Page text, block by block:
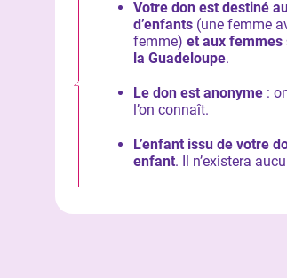
Votre don est destiné
d’enfants(une femme
femme) et aux femmes
la Guadeloupe.
Le don est anonyme:
l’on connaît.
L’enfant issu de votre
enfant. Il n’existera